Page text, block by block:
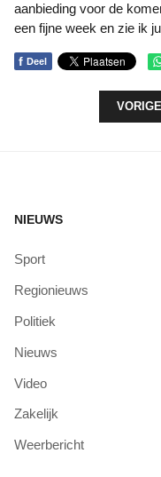
aanbieding voor de
een fijne week en zie ik
f Deel
VORIG
VORIGE
NIEUWS
Sport
Regionieuws
Politiek
Nieuws
Video
Zakelijk
Weerbericht